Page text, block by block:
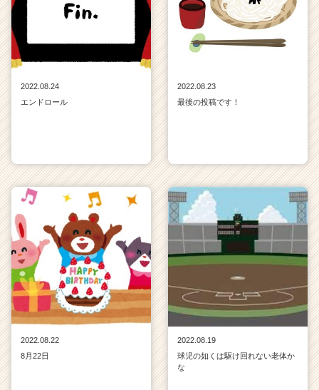
2022.08.24
エンドロール
2022.08.23
最後の投稿です！
2022.08.22
8月22日
2022.08.19
球児の如くは駆け回れない老体か
な